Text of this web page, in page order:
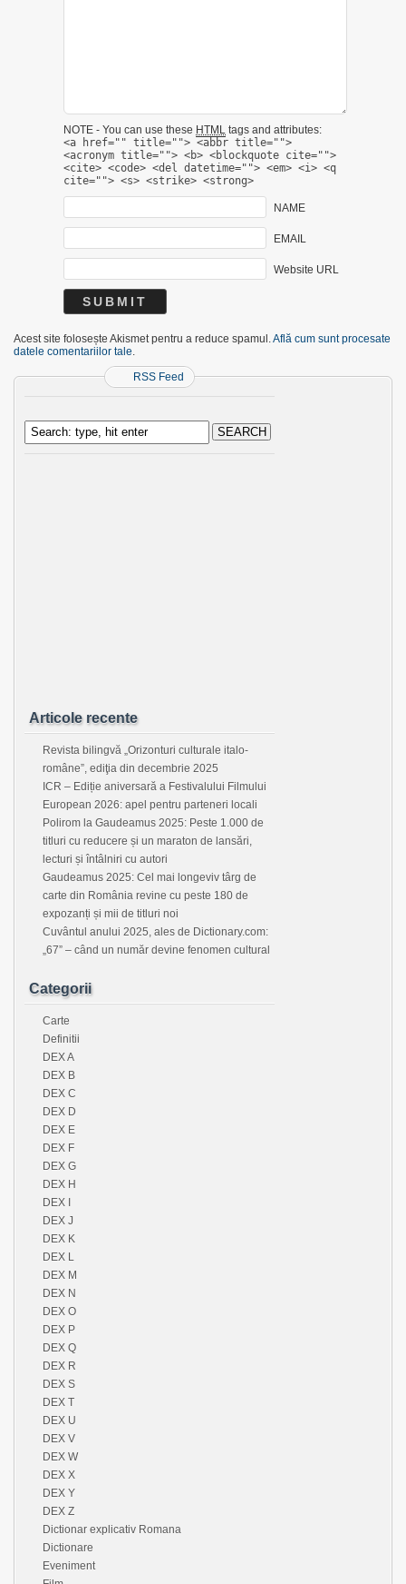
NOTE - You can use these HTML tags and attributes:
<a href="" title=""> <abbr title="">
<acronym title=""> <b> <blockquote cite="">
<cite> <code> <del datetime=""> <em> <i> <q
cite=""> <s> <strike> <strong>
NAME
EMAIL
Website URL
Acest site folosește Akismet pentru a reduce spamul.Află cum sunt procesate
datele comentariilor tale.
RSS Feed
Articole recente
Revista bilingvă „Orizonturi culturale italo-
române”, ediţia din decembrie 2025
ICR – Ediție aniversară a Festivalului Filmului
European 2026: apel pentru parteneri locali
Polirom la Gaudeamus 2025: Peste 1.000 de
titluri cu reducere și un maraton de lansări,
lecturi și întâlniri cu autori
Gaudeamus 2025: Cel mai longeviv târg de
carte din România revine cu peste 180 de
expozanți și mii de titluri noi
Cuvântul anului 2025, ales de Dictionary.com:
„67” – când un număr devine fenomen cultural
Categorii
Carte
Definitii
DEX A
DEX B
DEX C
DEX D
DEX E
DEX F
DEX G
DEX H
DEX I
DEX J
DEX K
DEX L
DEX M
DEX N
DEX O
DEX P
DEX Q
DEX R
DEX S
DEX T
DEX U
DEX V
DEX W
DEX X
DEX Y
DEX Z
Dictionar explicativ Romana
Dictionare
Eveniment